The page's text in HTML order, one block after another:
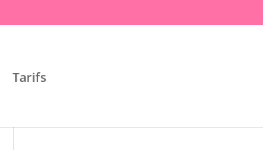
Tarifs